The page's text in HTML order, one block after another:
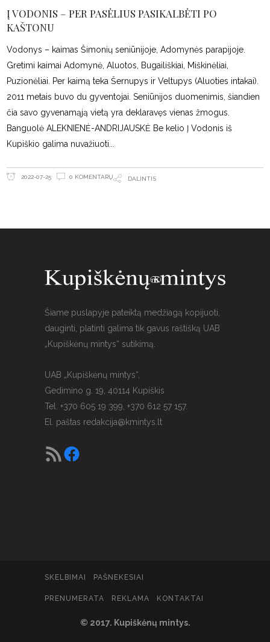
Į VODONIS – PER PASĖLIUS PASIKALBĖTI PO
KAŠTONU
Vodonys – kaimas Šimonių seniūnijoje, Adomynės parapijoje.
Gretimi kaimai Adomynė, Aluotos, Bugailiškiai, Miškinėliai,
Puzionėliai. Per kaimą teka Šernupys ir Veltupys (Aluoties intakai).
2011 metais buvo du gyventojai. Seniūnijos duomenimis, šiandien
čia savo gyvenamąją vietą yra deklaravęs vienas žmogus.
Banguolė ALEKNIENĖ-ANDRIJAUSKĖ Be kelio Į Vodonis iš
Kupiškio galima nuvažiuoti
2022-07-25 0 KOMENTARŲ DALINTIS
Šiame puslapyje pateiktą medžiagą kopijuoti,
dauginti, platinti galima tik gavus raštišką UAB
„Kupiškėnų mintys“ sutikimą.
UAB „Kupiškėnų mintys“,
Gedimino g. 19, 40114 Kupiškis
Tel. +370 605 19 399, +370 612 57 157.
El. paštas redakcija@kmintys.lt
SKELBIMAI PAŠNEKESIAI
© 2017. Kupiškėnų mintys.
PRENUMERATA REKLAMA KONTAKTAI